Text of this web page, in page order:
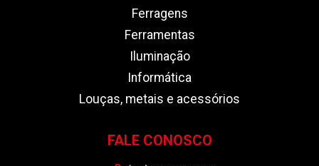
Ferragens
Ferramentas
Iluminação
Informática
Louças, metais e acessórios
FALE CONOSCO